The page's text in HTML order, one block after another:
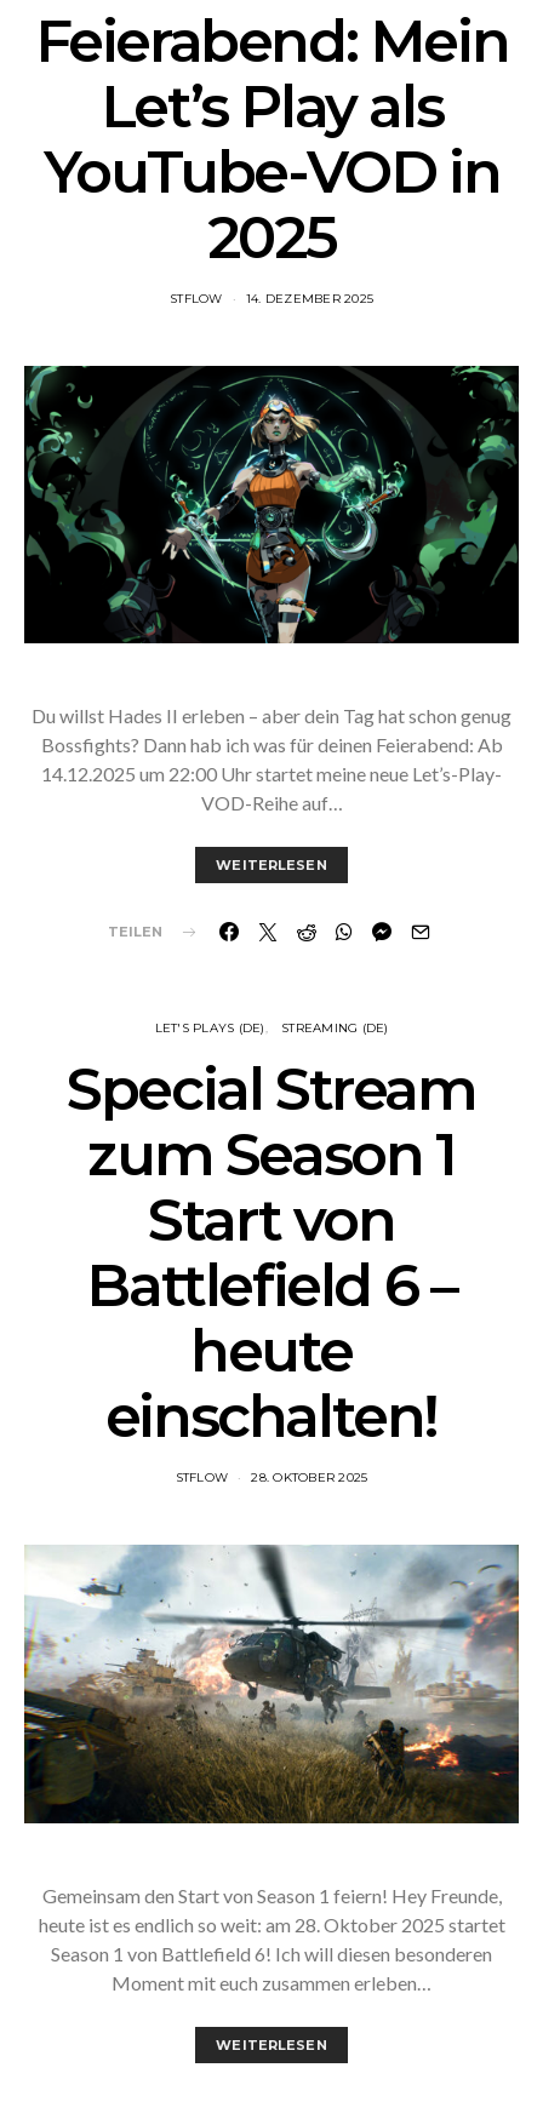
Feierabend: Mein
Let’s Play als
YouTube-VOD in
2025
STFLOW 14. DEZEMBER 2025
Du willst Hades II erleben – aber dein Tag hat schon genug
Bossfights? Dann hab ich was für deinen Feierabend: Ab
14.12.2025 um 22:00 Uhr startet meine neue Let’s-Play-
VOD-Reihe auf…
WEITERLESEN
TEILEN
LET'S PLAYS (DE) STREAMING (DE)
Special Stream
zum Season 1
Start von
Battlefield 6 –
heute
einschalten!
STFLOW 28. OKTOBER 2025
Gemeinsam den Start von Season 1 feiern! Hey Freunde,
heute ist es endlich so weit: am 28. Oktober 2025 startet
Season 1 von Battlefield 6! Ich will diesen besonderen
Moment mit euch zusammen erleben…
WEITERLESEN